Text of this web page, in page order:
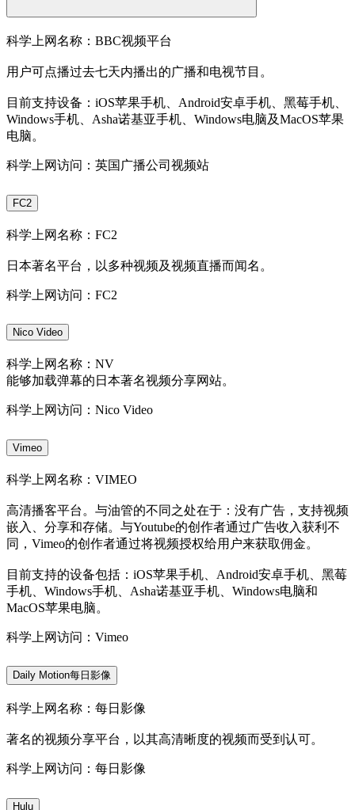
科学上网名称：BBC视频平台
用户可点播过去七天内播出的广播和电视节目。
目前支持设备：iOS苹果手机、Android安卓手机、黑莓手机、
Windows手机、Asha诺基亚手机、Windows电脑及MacOS苹果
电脑。
科学上网访问：英国广播公司视频站
FC2
科学上网名称：FC2
日本著名平台，以多种视频及视频直播而闻名。
科学上网访问：FC2
Nico Video
科学上网名称：NV
能够加载弹幕的日本著名视频分享网站。
科学上网访问：Nico Video
Vimeo
科学上网名称：VIMEO
高清播客平台。与油管的不同之处在于：没有广告，支持视频
嵌入、分享和存储。与Youtube的创作者通过广告收入获利不
同，Vimeo的创作者通过将视频授权给用户来获取佣金。
目前支持的设备包括：iOS苹果手机、Android安卓手机、黑莓
手机、Windows手机、Asha诺基亚手机、Windows电脑和
MacOS苹果电脑。
科学上网访问：Vimeo
Daily Motion每日影像
科学上网名称：每日影像
著名的视频分享平台，以其高清晰度的视频而受到认可。
科学上网访问：每日影像
Hulu